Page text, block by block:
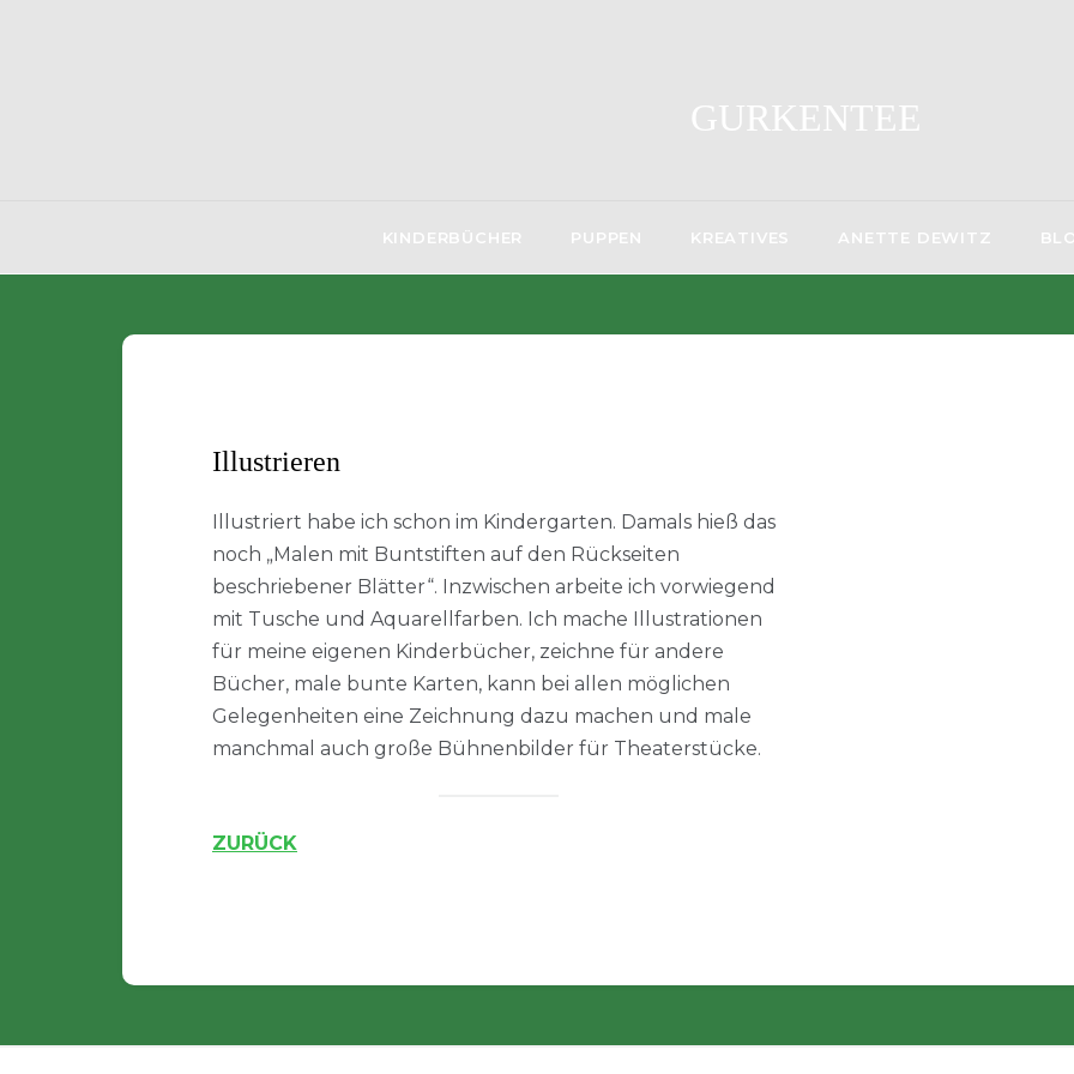
GURKENTEE
KINDERBÜCHER PUPPEN KREATIVES ANETTE DEWITZ
Illustrieren
Illustriert habe ich schon im Kindergarten. Damals hieß das
noch „Malen mit Buntstiften auf den Rückseiten
beschriebener Blätter“. Inzwischen arbeite ich vorwiegend
mit Tusche und Aquarellfarben. Ich mache Illustrationen
für meine eigenen Kinderbücher, zeichne für andere
Bücher, male bunte Karten, kann bei allen möglichen
Gelegenheiten eine Zeichnung dazu machen und male
manchmal auch große Bühnenbilder für Theaterstücke.
ZURÜCK